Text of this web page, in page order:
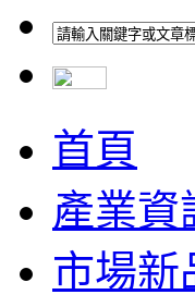
首頁
產業資
市場新